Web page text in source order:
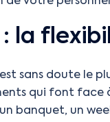
la
est sans doute le
qui font face
banquet, un